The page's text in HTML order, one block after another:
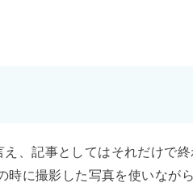
、記事としてはそれだけで
に撮影した写真を使いなが